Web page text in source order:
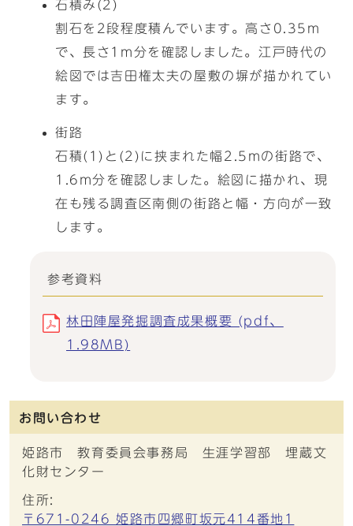
石積み(2)
割石を2段程度積んでいます。高さ0.35m
で、長さ1m分を確認しました。江戸時代の
絵図では吉田権太夫の屋敷の塀が描かれてい
ます。
街路
石積(1)と(2)に挟まれた幅2.5mの街路で、
1.6m分を確認しました。絵図に描かれ、現
在も残る調査区南側の街路と幅・方向が一致
します。
参考資料
林田陣屋発掘調査成果概要 (pdf、
1.98MB)
お問い合わせ
姫路市 教育委員会事務局 生涯学習部 埋蔵文
化財センター
住所:
〒671-0246 姫路市四郷町坂元414番地1